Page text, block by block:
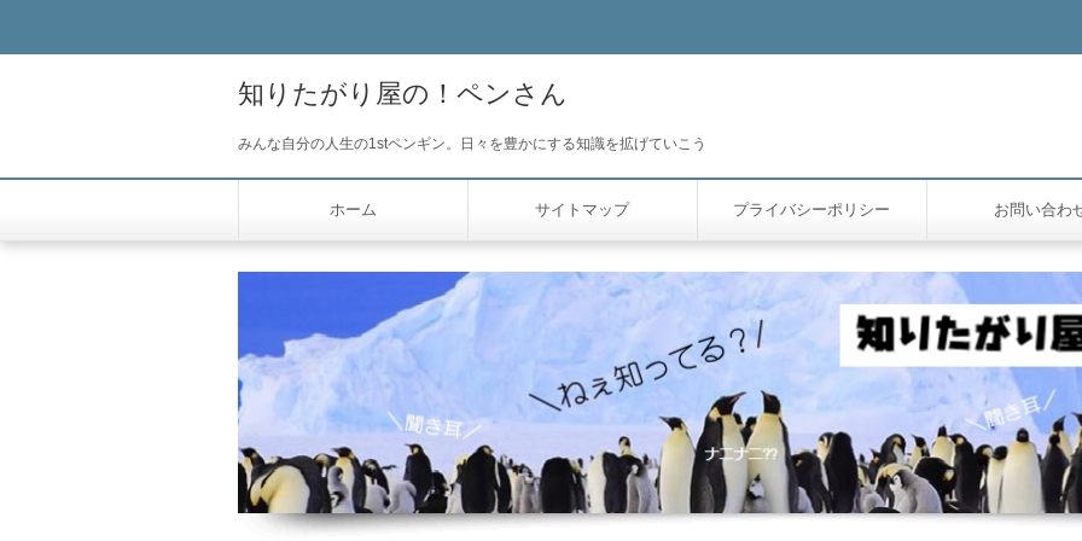
知りたがり屋の！ペンさん
みんな自分の人生の1stペンギン。日々を豊かにする知識を拡げていこう
ホーム サイトマップ プライバシーポリシー お問い合わ